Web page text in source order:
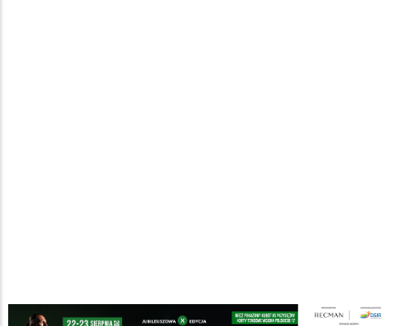
Strona główna/Wiadomości/Sport
/